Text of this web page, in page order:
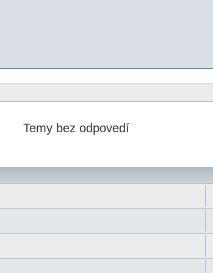
Temy bez odpovedí